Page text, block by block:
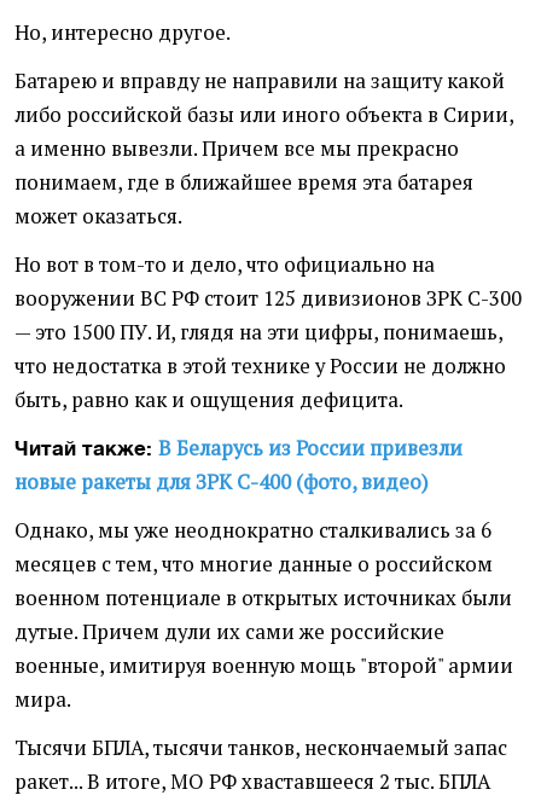
Но, интересно другое.
Батарею и вправду не направили на защиту какой
либо российской базы или иного объекта в Сирии,
а именно вывезли. Причем все мы прекрасно
понимаем, где в ближайшее время эта батарея
может оказаться.
Но вот в том-то и дело, что официально на
вооружении ВС РФ стоит 125 дивизионов ЗРК С-300
— это 1500 ПУ. И, глядя на эти цифры, понимаешь,
что недостатка в этой технике у России не должно
быть, равно как и ощущения дефицита.
Читай также: В Беларусь из России привезли
новые ракеты для ЗРК С-400 (фото, видео)
Однако, мы уже неоднократно сталкивались за 6
месяцев с тем, что многие данные о российском
военном потенциале в открытых источниках были
дутые. Причем дули их сами же российские
военные, имитируя военную мощь "второй" армии
мира.
Тысячи БПЛА, тысячи танков, нескончаемый запас
ракет... В итоге, МО РФ хваставшееся 2 тыс. БПЛА